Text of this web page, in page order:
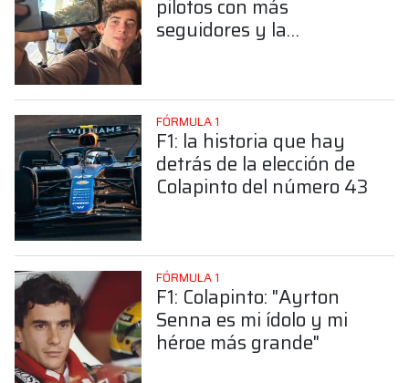
pilotos con más
seguidores y la
FÓRMULA 1
F1: la historia que hay
detrás de la elección de
Colapinto del número 43
FÓRMULA 1
F1: Colapinto: "Ayrton
Senna es mi ídolo y mi
héroe más grande"